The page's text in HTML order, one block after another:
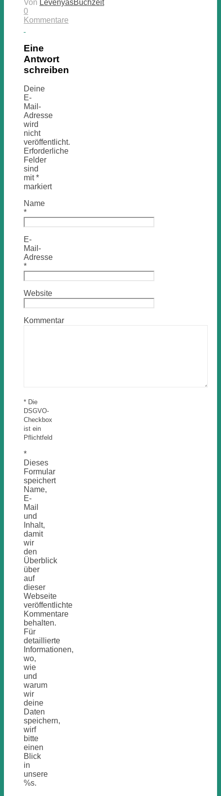
Von LevenyasBuchzeit
0
Kommentare
Eine
Antwort
schreiben
Deine
E-
Mail-
Adresse
wird
nicht
veröffentlicht.
Erforderliche
Felder
sind
mit*
markiert
Name
*
E-
Mail-
Adresse
*
Website
Kommentar
* Die
DSGVO-
Checkbox
ist ein
Pflichtfeld
*
Dieses
Formular
speichert
Name,
E-
Mail
und
Inhalt,
damit
wir
den
Überblick
über
auf
dieser
Webseite
veröffentlichte
Kommentare
behalten.
Für
detaillierte
Informationen,
wo,
wie
und
warum
wir
deine
Daten
speichern,
wirf
bitte
einen
Blick
in
unsere
%s.